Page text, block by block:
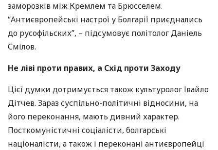
заморозків між Кремлем та Брюсселем.
“Антиєвропейські настрої у Болгарії приєднались
до русофільских”, – підсумовує політолог Даніель
Смілов.
Не ліві проти правих, а Схід проти Заходу
Цієї думки дотримується також культуролог Івайло
Дітчев. Зараз суспільно-політичні відносини, на
його переконання, мають дивний характер.
Посткомуністичні соціалісти, болгарські
націоналісти, а також і переконані антиєвропейці